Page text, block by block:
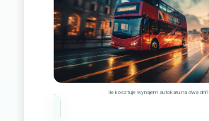
Ile kosztuje wynajem autokaru na dwa dni?